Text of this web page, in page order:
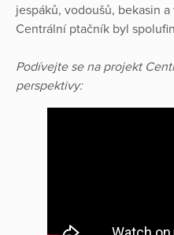
jespáků, vodoušů, bekasin
Centrální ptačník byl
Podívejte se na projekt
perspektivy: